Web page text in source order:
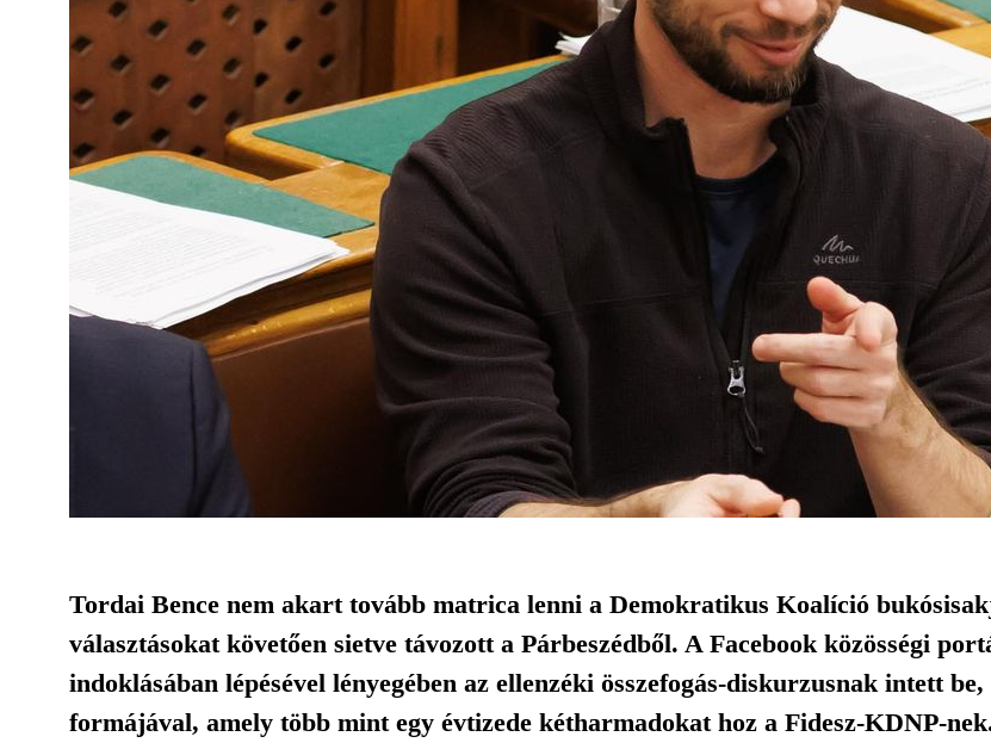
Tordai Bence nem akart tovább matrica lenni a Demokratikus Koalíció
választásokat követően sietve távozott a Párbeszédből. A Facebook közösségi
indoklásában lépésével lényegében az ellenzéki összefogás-diskurzusnak intett
formájával, amely több mint egy évtizede kétharmadokat hoz a Fidesz-KDNP-